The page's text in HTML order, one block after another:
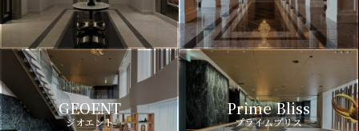
GEOENT
ジオエント
Prime Bliss
プライムブリス